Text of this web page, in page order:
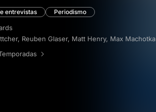
entrevistas Periodismo
, Reuben Glaser, Matt Henry, Max Machotka